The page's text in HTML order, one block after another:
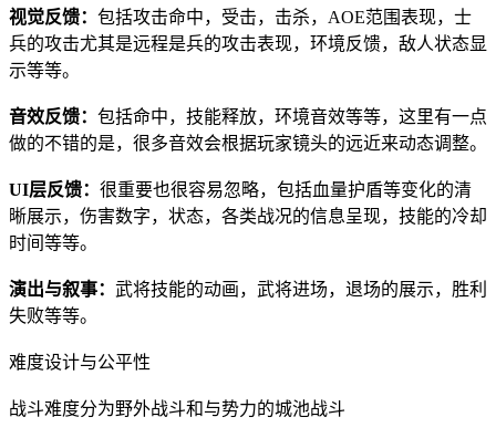
视觉反馈： 包括攻击命中，受击，击杀，AOE范围表现，士
兵的攻击尤其是远程是兵的攻击表现，环境反馈，敌人状态显
示等等。
音效反馈： 包括命中，技能释放，环境音效等等，这里有一点
做的不错的是，很多音效会根据玩家镜头的远近来动态调整。
UI层反馈： 很重要也很容易忽略，包括血量护盾等变化的清
晰展示，伤害数字，状态，各类战况的信息呈现，技能的冷却
时间等等。
演出与叙事： 武将技能的动画，武将进场，退场的展示，胜利
失败等等。
难度设计与公平性
战斗难度分为野外战斗和与势力的城池战斗